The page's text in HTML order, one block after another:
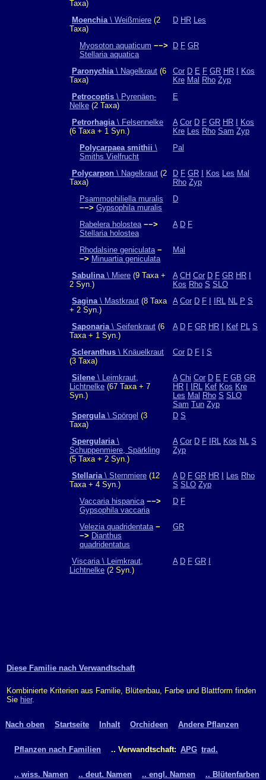
Taxa)
Moenchia\ Weißmiere (2
Taxa)
D HR Les
Myosoton aquaticum −−>
Stellaria aquatica
D F GR
Paronychia\ Nagelkraut (6
Taxa)
Cor D E F GR HR
Kos
Kre Mal Rho Zyp
Petrocoptis \ Pyrenäen-
Nelke (2 Taxa)
E
Petrorhagia\ Felsennelke
(6 Taxa + 1 Syn.)
A Cor D F GR HR
Kos
Kre Les Rho Sam Zyp
Polycarpaea smithii \
Smiths Vielfrucht
Pal
Polycarpon \ Nagelkraut (2
Taxa)
D F GR Kos Les Mal
Rho Zyp
Psammophiliella muralis
−−> Gypsophila muralis
D
Rabelera holostea −−>
Stellaria holostea
A D F
Rhodalsine geniculata −
−> Minuartia geniculata
Mal
Sabulina\ Miere (9 Taxa +
2 Syn.)
A CH Cor D F GR HR
Kos Rho S SLO
Sagina\ Mastkraut (8 Taxa
+ 2 Syn.)
A Cor D F IRL NL P S
Saponaria\ Seifenkraut (6
Taxa + 1 Syn.)
A D F GR HR Kef PL S
Scleranthus \ Knäuelkraut
(3 Taxa)
Cor D F S
Silene \ Leimkraut,
Lichtnelke (67 Taxa + 7
Syn.)
A Chi Cor D E F GB GR
HR
IRL Kef Kos Kre
Les Mal Rho S SLO
Sam Tun Zyp
Spergula\ Spörgel (3
Taxa)
D S
Spergularia\
Schuppenmiere, Spärkling
(5 Taxa + 2 Syn.)
A Cor D F IRL Kos NL S
Zyp
Stellaria\ Sternmiere (12
Taxa + 4 Syn.)
A D F GR HR Les Rho
S SLO Zyp
Vaccaria hispanica −−>
Gypsophila vaccaria
D F
Velezia quadridentata −
−> Dianthus
quadridentatus
GR
Viscaria \ Leimkraut,
Lichtnelke (2 Syn.)
A D F GR
Diese Familie nach Verwandtschaft
Kombinierte Kriterien aus Familie, Blütenbau, Farbe und Blattform finden
Sie hier.
Nach oben Startseite Inhalt Orchideen Andere Pflanzen
Pflanzen nach Familien .. Verwandtschaft: APG trad.
.. wiss. Namen .. deut. Namen .. engl. Namen .. Blütenfarben